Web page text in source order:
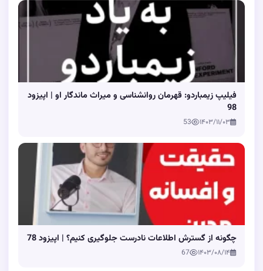
فیلیپ زیمباردو: قهرمان روانشناسی و میراث ماندگار او | اپیزود
98
۱۴۰۳/۱۱/۰۳ 53
چگونه از گسترش اطلاعات نادرست جلوگیری کنیم؟ | اپیزود 78
۱۴۰۳/۰۸/۱۴ 67